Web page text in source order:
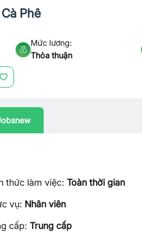
Phê
Mức lương:
Thỏa thuận
thức làm việc:Toàn thời gian
vụ: Nhân viên
cấp:Trung cấp